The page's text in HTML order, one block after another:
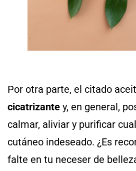
Por otra parte, el citado
cicatrizante y, en general,
calmar, aliviar y purificar
cutáneo indeseado. ¿Es
falte en tu neceser de